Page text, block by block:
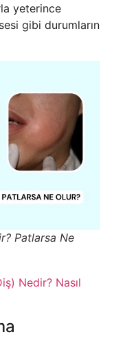
yeterince
gibi durumların
Patlarsa Ne
Nedir? Nasıl